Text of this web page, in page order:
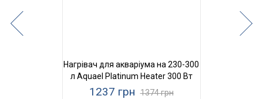
Нагрівач для акваріума на 230-300
л Aquael Platinum Heater 300 Вт
1237 грн 1374 грн